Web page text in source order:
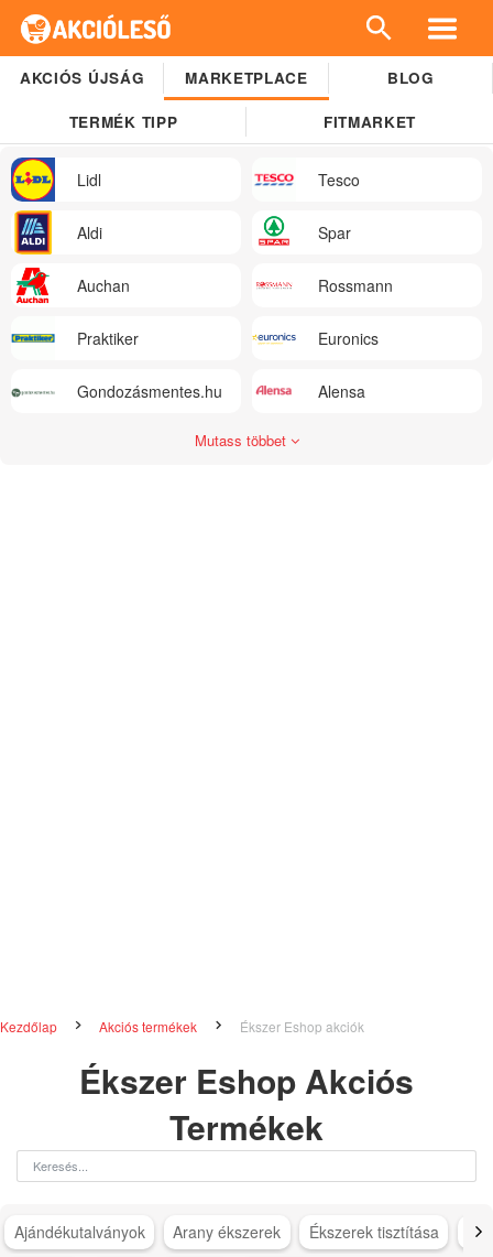
AKCIÓS ÚJSÁG MARKETPLACE BLOG
TERMÉK TIPP FITMARKET
Lidl Tesco
Aldi Spar
Auchan Rossmann
Praktiker Euronics
Gondozásmentes.hu Alensa
Mutass többet
Kezdőlap Akciós termékek Ékszer Eshop akciók
Ékszer Eshop Akciós
Termékek
Ajándékutalványok Arany ékszerek Ékszerek tisztítása